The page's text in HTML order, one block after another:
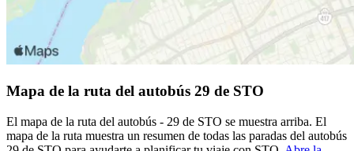
Mapa de la ruta del autobús 29 de STO
El mapa de la ruta del autobús - 29 de STO se muestra arriba. El
mapa de la ruta muestra un resumen de todas las paradas del autobús